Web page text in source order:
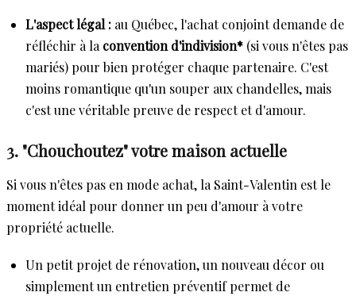
L'aspect légal : au Québec, l'achat conjoint demande de
réfléchir à la convention d'indivision* (si vous n'êtes pas
mariés) pour bien protéger chaque partenaire. C'est
moins romantique qu'un souper aux chandelles, mais
c'est une véritable preuve de respect et d'amour.
3. "Chouchoutez" votre maison actuelle
Si vous n'êtes pas en mode achat, la Saint-Valentin est le
moment idéal pour donner un peu d'amour à votre
propriété actuelle.
Un petit projet de rénovation, un nouveau décor ou
simplement un entretien préventif permet de